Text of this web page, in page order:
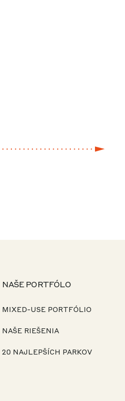
NAŠE PORTFÓLO
MIXED-USE PORTFÓLIO
NAŠE RIEŠENIA
20 NAJLEPŠÍCH PARKOV